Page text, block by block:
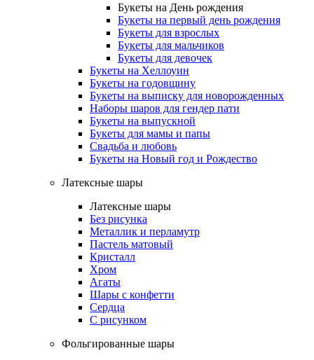
Букеты на День рождения
Букеты на первый день рождения
Букеты для взрослых
Букеты для мальчиков
Букеты для девочек
Букеты на Хеллоуин
Букеты на годовщину
Букеты на выписку для новорожденных
Наборы шаров для гендер пати
Букеты на выпускной
Букеты для мамы и папы
Свадьба и любовь
Букеты на Новый год и Рождество
Латексные шары
Латексные шары
Без рисунка
Металлик и перламутр
Пастель матовый
Кристалл
Хром
Агаты
Шары с конфетти
Сердца
С рисунком
Фольгированные шары